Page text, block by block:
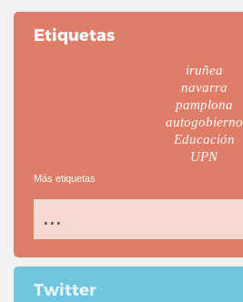
Etiquetas
iruñea
navarra
pamplona
autogobierno
Educación
UPN
Más etiquetas
...
Twitter